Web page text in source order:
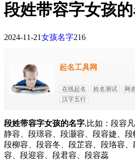
段姓带容字女孩
2024-11-21女孩名字216
起名工具网
在线起名 姓名测试
网
汉字五行
段姓带容字女孩的名字,比如：段容
静容、段璟容、段灏容、段容婕、段
段柳容、段容冬、段芷容、段珞容
容、段迎容、段君容、段容蕊